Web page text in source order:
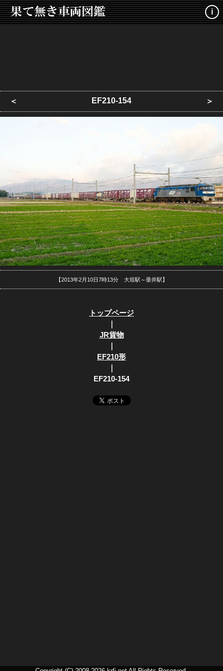
i
＜ EF210-154 ＞
【2013年2月10日7時13分 大垣駅～垂井駅】
トップページ
｜
JR貨物
｜
EF210形
｜
EF210-154